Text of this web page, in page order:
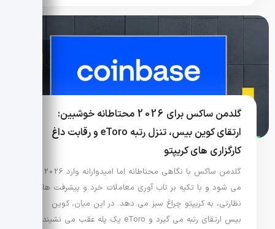
گلدمن ساکس برای 2026 محتاطانه خوشبین:
ارتقای کوین بیس، تنزل رتبه eToro و رقابت داغ
کارگزاری های کریپتو
گلدمن ساکس با نگاهی محتاطانه اما امیدوارانه وارد 2026
می شود و با تکیه بر تاب آوری معاملات خرد و پیشرفت های
نظارتی، به کریپتو چراغ سبز می دهد. در این میان، کوین
بیس ارتقای رتبه می گیرد و eToro یک پله عقب می نشیند؛